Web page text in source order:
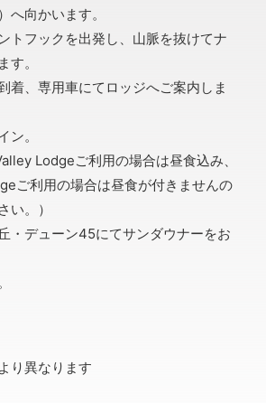
へ向かいます。
トフックを出発し、山脈を抜けてナ
す。
着、専用車にてロッジへご案内しま
ン。
Lodgeご利用の場合は昼食込み、
ご利用の場合は昼食が付きませんの
い。）
・デューン45にてサンダウナーをお
り異なります